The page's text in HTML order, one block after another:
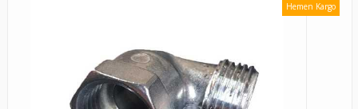
Hemen Kargo